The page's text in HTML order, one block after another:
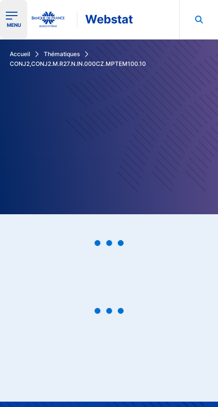
Ouvrir le menu de navigation
MENU Webstat
Accueil
Thématiques
CONJ2,CONJ2.M.R27.N.IN.000CZ.MPTEM100.10